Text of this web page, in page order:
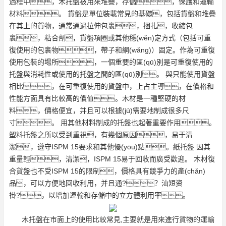
材料。 貨盤是單位裝載常見的基礎，包括貨盤和堆疊
在其上的貨物，通常通過拉伸包裹，捆扎，收縮包
裹，粘合劑，貨盤項圈或其他穩(wěn)定方式（包括可重
復使用的包裹物，帶子和網(wǎng)）固定。作為可重復
使用包裝的場所，一個重要的區(qū)別是可重復使用的
托盤與消耗性或使用的托盤之間的區(qū)別。 與只能使用貨盤
相比，在可重復使用的貨盤中，上占主導，在價格和
性能方面具有比較高的價值。木材是一種堅硬的材
料，價格便宜，并且可以根據(jù)需要地制成很多尺
寸。 用其他材料制成的托盤也起著重要作用。
塑料托盤之所以受到重視，有幾個原因，易于清
潔，遵守ISPM 15要求和其他優(yōu)點。紙托盤 因其
重量輕，清潔，ISPM 15易于回收而廣受歡迎。 木材復
合貨盤也不受ISPM 15的限制，價格具有競爭力的產(chǎn)
品，可以方便地回收利用，并且通?？汕短资
褂?，以增加運輸和存儲中的立方體利用率。
木托盤在市面上的使用比較常見,主要就是用來進行貨物的運輸